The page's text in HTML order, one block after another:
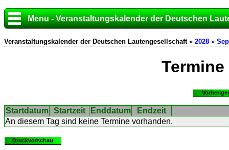
Menu - Veranstaltungskalender der Deutschen
Veranstaltungskalender der Deutschen Lautengesellschaft » 2028 »
Termine
Startdatum Startzeit Enddatum
Endzeit
An diesem Tag sind keine Termine vorhanden.
Druckvorschau